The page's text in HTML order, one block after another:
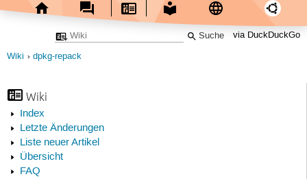
via DuckDuckGo
Wiki dpkg-repack
Wiki
Index
Letzte Änderungen
Liste neuer Artikel
Übersicht
FAQ